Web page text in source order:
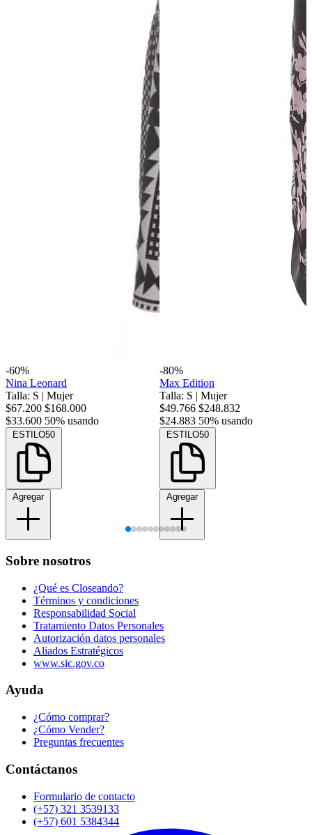
-60%
Nina Leonard
Talla: S | Mujer
$67.200 $168.000
$33.600 50% usando
ESTILO50
Agregar
-80%
Max Edition
Talla: S | Mujer
$49.766 $248.832
$24.883 50% usando
ESTILO50
Agregar
Sobre nosotros
¿Qué es Closeando?
Términos y condiciones
Responsabilidad Social
Tratamiento Datos Personales
Autorización datos personales
Aliados Estratégicos
www.sic.gov.co
Ayuda
¿Cómo comprar?
¿Cómo Vender?
Preguntas frecuentes
Contáctanos
Formulario de contacto
(+57) 321 3539133
(+57) 601 5384344